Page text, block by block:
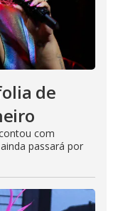
de
com
passará por